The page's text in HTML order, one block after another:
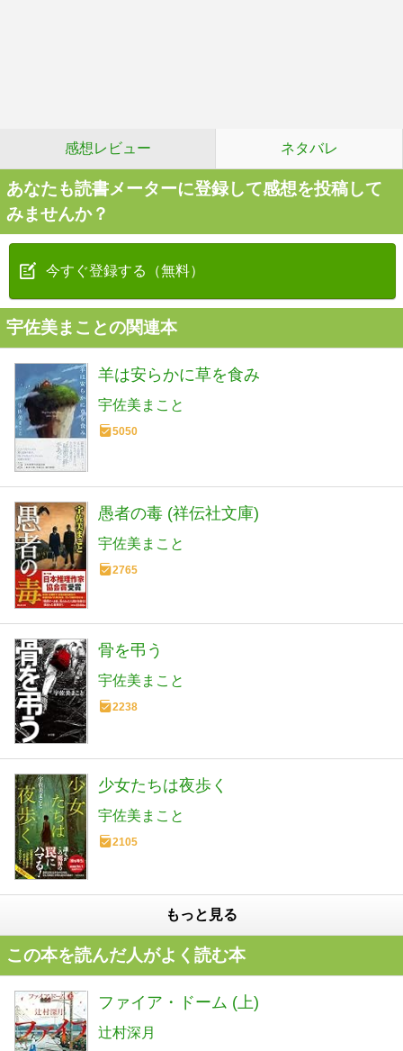
感想レビュー ネタバレ
あなたも読書メーターに登録して感想を投稿して
みませんか？
今すぐ登録する（無料）
宇佐美まことの関連本
羊は安らかに草を食み
宇佐美まこと
5050
愚者の毒 (祥伝社文庫)
宇佐美まこと
2765
骨を弔う
宇佐美まこと
2238
少女たちは夜歩く
宇佐美まこと
2105
もっと見る
この本を読んだ人がよく読む本
ファイア・ドーム (上)
辻村深月